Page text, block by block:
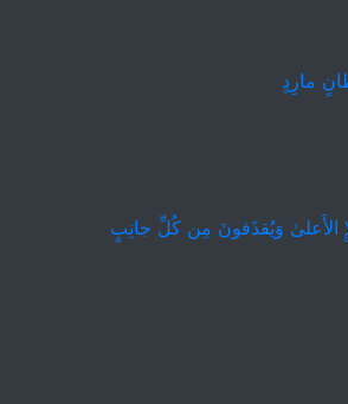
مارِدٍ
الأَعلىٰ وَيُقذَفونَ مِن كُلِّ جانِبٍ